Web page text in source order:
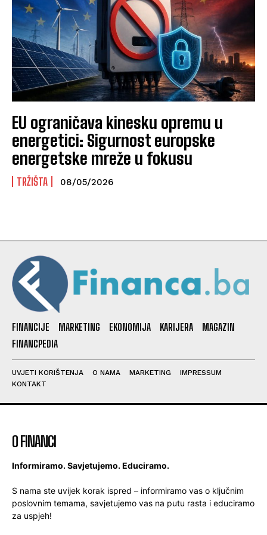
EU ograničava kinesku opremu u
energetici: Sigurnost europske
energetske mreže u fokusu
TRŽIŠTA 08/05/2026
FINANCIJE MARKETING EKONOMIJA KARIJERA
MAGAZIN
FINANCPEDIA
UVJETI KORIŠTENJA O NAMA MARKETING
IMPRESSUM
KONTAKT
O FINANCI
Informiramo. Savjetujemo. Educiramo.
S nama ste uvijek korak ispred – informiramo vas o ključnim
poslovnim temama, savjetujemo vas na putu rasta i educiramo
za uspjeh!